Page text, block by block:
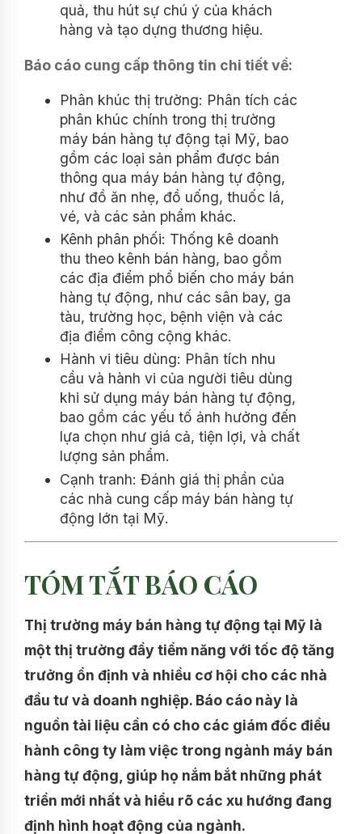
quả, thu hút sự chú ý của khách
hàng và tạo dựng thương hiệu.
Báo cáo cung cấp thông tin chi tiết về:
Phân khúc thị trường: Phân tích các
phân khúc chính trong thị trường
máy bán hàng tự động tại Mỹ, bao
gồm các loại sản phẩm được bán
thông qua máy bán hàng tự động,
như đồ ăn nhẹ, đồ uống, thuốc lá,
vé, và các sản phẩm khác.
Kênh phân phối: Thống kê doanh
thu theo kênh bán hàng, bao gồm
các địa điểm phổ biến cho máy bán
hàng tự động, như các sân bay, ga
tàu, trường học, bệnh viện và các
địa điểm công cộng khác.
Hành vi tiêu dùng: Phân tích nhu
cầu và hành vi của người tiêu dùng
khi sử dụng máy bán hàng tự động,
bao gồm các yếu tố ảnh hưởng đến
lựa chọn như giá cả, tiện lợi, và chất
lượng sản phẩm.
Cạnh tranh: Đánh giá thị phần của
các nhà cung cấp máy bán hàng tự
động lớn tại Mỹ.
TÓM TẮT BÁO CÁO
Thị trường máy bán hàng tự động tại Mỹ là
một thị trường đầy tiềm năng với tốc độ tăng
trưởng ổn định và nhiều cơ hội cho các nhà
đầu tư và doanh nghiệp. Báo cáo này là
nguồn tài liệu cần có cho các giám đốc điều
hành công ty làm việc trong ngành máy bán
hàng tự động, giúp họ nắm bắt những phát
triển mới nhất và hiểu rõ các xu hướng đang
định hình hoạt động của ngành.